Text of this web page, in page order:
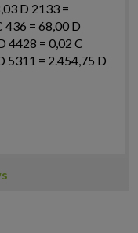
D 2133 =
436 = 68,00 D
4428 = 0,02 C
5311 = 2.454,75 D